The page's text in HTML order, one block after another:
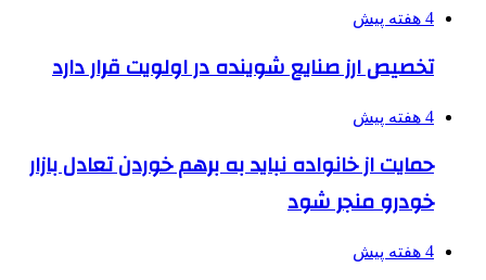
4 هفته پیش
تخصیص ارز صنایع شوینده در اولویت قرار دارد
4 هفته پیش
حمایت از خانواده نباید به برهم خوردن تعادل بازار
خودرو منجر شود
4 هفته پیش